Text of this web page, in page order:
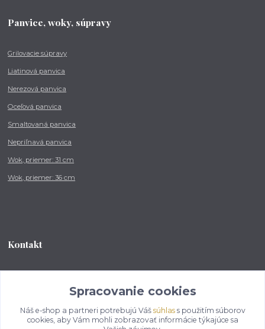
Panvice, woky, súpravy
Grilovacie súpravy
Liatinová panvica
Nerezová panvica
Oceľová panvica
Smaltovaná panvica
Nepriľnavá panvica
Wok, priemer: 31 cm
Wok, priemer: 36 cm
Kontakt
od 8:00 - do 16:00 hod
info@kotlikovesupravy.sk
Spracovanie cookies
Náš e-shop a partneri potrebujú Váš súhlass použitím súborov
cookies, aby Vám mohli zobrazovať informácie týkajúce sa